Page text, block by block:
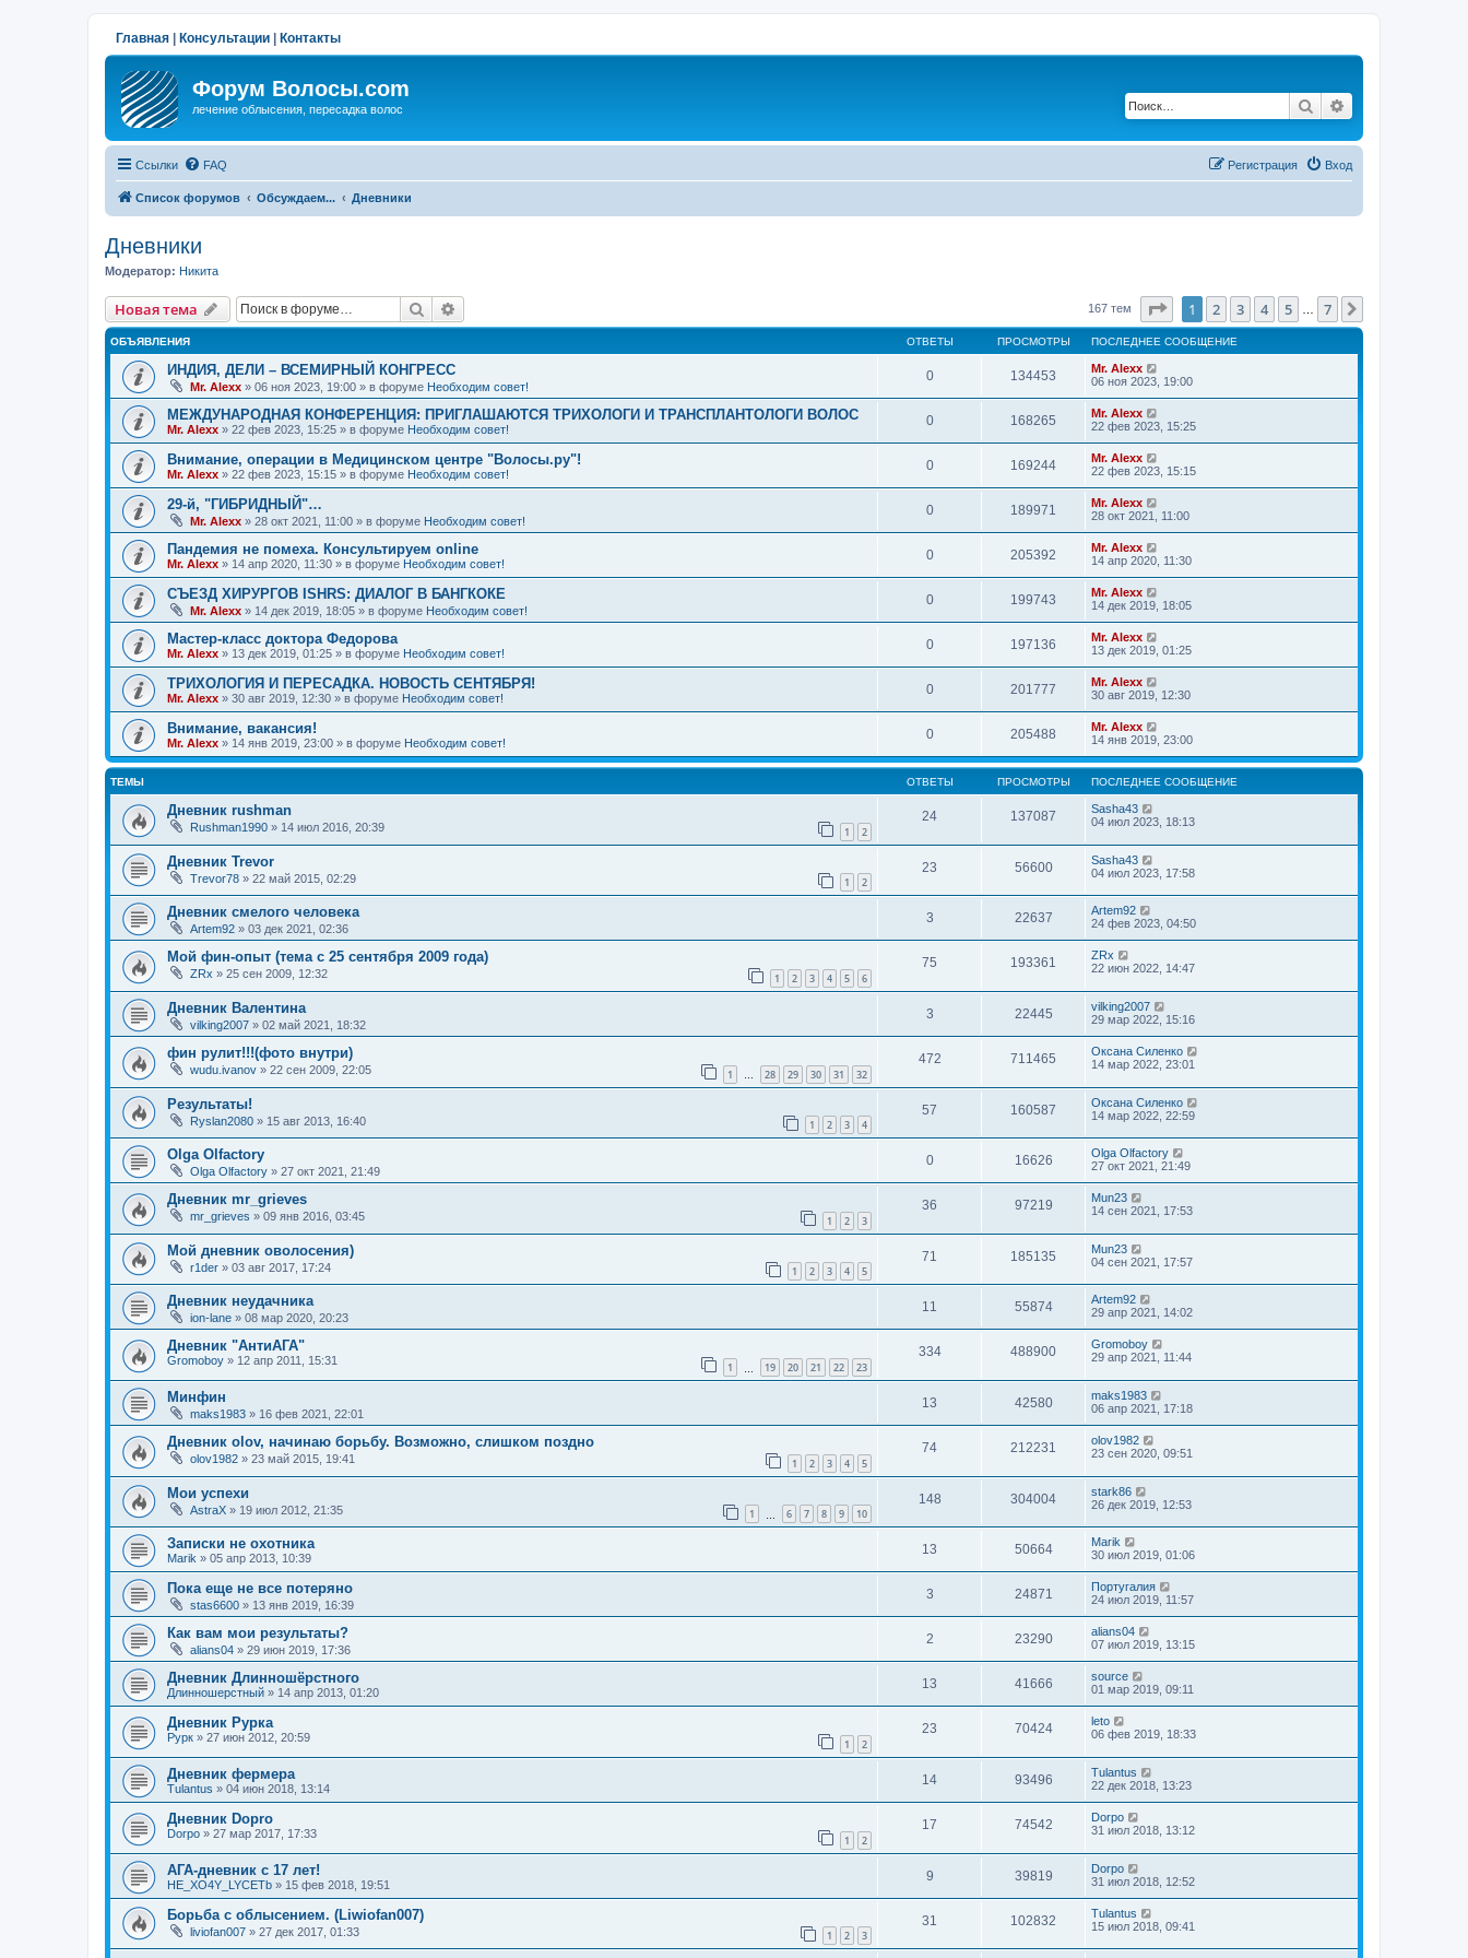
Главная Консультации Контакты
Форум Волосы.com
лечение облысения, пересадка волос Поиск
Ссылки FAQ Вход
Регистрация
Список форумов Обсуждаем... Дневники
Дневники
Модератор: Hикита
Новая тема Поиск 167 тем Страница1 из
1 2 3 4 5 7
ОБЪЯВЛЕНИЯ ОТВЕТЫ ПРОСМОТРЫ ПОСЛЕДНЕЕ СООБЩЕНИЕ
ИНДИЯ, ДЕЛИ – ВСЕМИРНЫЙ КОНГРЕСС
Mr. Alexx » 06 ноя 2023, 19:00 » в форуме Необходим совет!
0 134453
Mr. Alexx
06 ноя 2023, 19:00
МЕЖДУНАРОДНАЯ КОНФЕРЕНЦИЯ: ПРИГЛАШАЮТСЯ ТРИХОЛОГИ И ТРАНСПЛАНТОЛОГИ ВОЛОС
Mr. Alexx » 22 фев 2023, 15:25 » в форуме Необходим совет!
0 168265
Mr. Alexx
22 фев 2023, 15:25
Внимание, операции в Медицинском центре "Волосы.ру"!
Mr. Alexx » 22 фев 2023, 15:15 » в форуме Необходим совет!
0 169244
Mr. Alexx
22 фев 2023, 15:15
29-й, "ГИБРИДНЫЙ"…
Mr. Alexx » 28 окт 2021, 11:00 » в форуме Необходим совет!
0 189971
Mr. Alexx
28 окт 2021, 11:00
Пандемия не помеха. Консультируем online
Mr. Alexx » 14 апр 2020, 11:30 » в форуме Необходим совет!
0 205392
Mr. Alexx
14 апр 2020, 11:30
СЪЕЗД ХИРУРГОВ ISHRS: ДИАЛОГ В БАНГКОКЕ
Mr. Alexx » 14 дек 2019, 18:05 » в форуме Необходим совет!
0 199743
Mr. Alexx
14 дек 2019, 18:05
Мастер-класс доктора Федорова
Mr. Alexx » 13 дек 2019, 01:25 » в форуме Необходим совет!
0 197136
Mr. Alexx
13 дек 2019, 01:25
ТРИХОЛОГИЯ И ПЕРЕСАДКА. НОВОСТЬ СЕНТЯБРЯ!
Mr. Alexx » 30 авг 2019, 12:30 » в форуме Необходим совет!
0 201777
Mr. Alexx
30 авг 2019, 12:30
Внимание, вакансия!
Mr. Alexx » 14 янв 2019, 23:00 » в форуме Необходим совет!
0 205488
Mr. Alexx
14 янв 2019, 23:00
ТЕМЫ ОТВЕТЫ ПРОСМОТРЫ ПОСЛЕДНЕЕ СООБЩЕНИЕ
Дневник rushman
Rushman1990 » 14 июл 2016, 20:39 1 2
24 137087
Sasha43
04 июл 2023, 18:13
Дневник Trevor
Trevor78 » 22 май 2015, 02:29 1 2
23 56600
Sasha43
04 июл 2023, 17:58
Дневник смелого человека
Artem92 » 03 дек 2021, 02:36
3 22637
Artem92
24 фев 2023, 04:50
Мой фин-опыт (тема с 25 сентября 2009 года)
ZRx » 25 сен 2009, 12:32 1 2 3 4 5 6
75 193361
ZRx
22 июн 2022, 14:47
Дневник Валентина
vilking2007 » 02 май 2021, 18:32
3 22445
vilking2007
29 мар 2022, 15:16
фин рулит!!!(фото внутри)
wudu.ivanov » 22 сен 2009, 22:05 1 … 28 29 30 31 32
472 711465
Оксана Силенко
14 мар 2022, 23:01
Результаты!
Ryslan2080 » 15 авг 2013, 16:40 1 2 3 4
57 160587
Оксана Силенко
14 мар 2022, 22:59
Olga Olfactory
Olga Olfactory » 27 окт 2021, 21:49
0 16626
Olga Olfactory
27 окт 2021, 21:49
Дневник mr_grieves
mr_grieves » 09 янв 2016, 03:45 1 2 3
36 97219
Mun23
14 сен 2021, 17:53
Мой дневник оволосения)
r1der » 03 авг 2017, 17:24 1 2 3 4 5
71 185135
Mun23
04 сен 2021, 17:57
Дневник неудачника
ion-lane » 08 мар 2020, 20:23
11 55874
Artem92
29 апр 2021, 14:02
Дневник "АнтиАГА"
Gromoboy » 12 апр 2011, 15:31 1 19 20 21 22 23
334 488900
Gromoboy
29 апр 2021, 11:44
Минфин
maks1983 » 16 фев 2021, 22:01
13 42580
maks1983
06 апр 2021, 17:18
Дневник olov, начинаю борьбу. Возможно, слишком поздно
olov1982 » 23 май 2015, 19:41 1 2 3 4 5
74 212231
olov1982
23 сен 2020, 09:51
Мои успехи
AstraX » 19 июл 2012, 21:35 1 6 7 8 9 10
148 304004
stark86
26 дек 2019, 12:53
Записки не охотника
Marik » 05 апр 2013, 10:39
13 50664
Marik
30 июл 2019, 01:06
Пока еще не все потеряно
stas6600 » 13 янв 2019, 16:39
3 24871
Португалия
24 июл 2019, 11:57
Как вам мои результаты?
alians04 » 29 июн 2019, 17:36
2 23290
alians04
07 июл 2019, 13:15
Дневник Длинношёрстного
Длинношерстный » 14 апр 2013, 01:20
13 41666
source
01 мар 2019, 09:11
Дневник Рурка
Рурк » 27 июн 2012, 20:59 1 2
23 70424
leto
06 фев 2019, 18:33
Дневник фермера
Tulantus » 04 июн 2018, 13:14
14 93496
Tulantus
22 дек 2018, 13:23
Дневник Dopro
Dorpo » 27 мар 2017, 17:33 1 2
17 74542
Dorpo
31 июл 2018, 13:12
АГА-дневник с 17 лет!
HE_XO4Y_LYCETb » 15 фев 2018, 19:51
9 39819
Dorpo
31 июл 2018, 12:52
Борьба с облысением. (Liwiofan007)
liviofan007 » 27 дек 2017, 01:33 1 2 3
31 102832
Tulantus
15 июл 2018, 09:41